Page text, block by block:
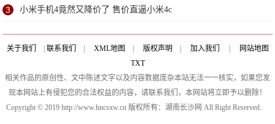
3 小米手机4竟然又降价了 售价直逼小米4c
关于我们 联系我们 XML地图 版权声明 加入我们
网站地图
TXT
相关作品的原创性、文中陈述文字以及内容数据庞杂本站无法一一核实，如果您发
现本网站上有侵犯您的合法权益的内容，请联系我们，本网站将立即予以删除！
Copyright © 2019 http://www.hncsxw.cn 版权所有：湖南长沙网 All Right Reserved.